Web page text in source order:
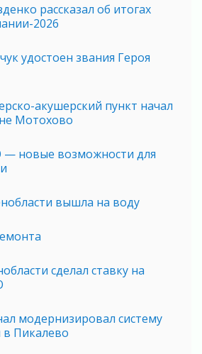
рассказал об итогах
2026
удостоен звания Героя
акушерский пункт начал
Мотохово
новые возможности для
вышла на воду
сделал ставку на
модернизировал систему
в Пикалево